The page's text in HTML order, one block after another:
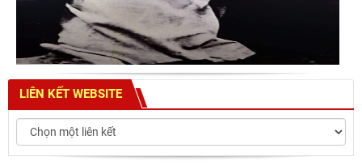
LIÊN KẾT WEBSITE